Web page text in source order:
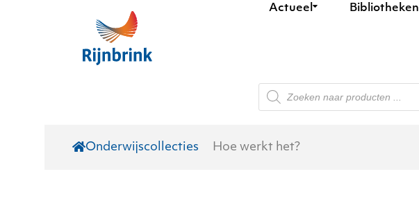
Skip to main content
Actueel Bibliotheken
Producten
zoeken
Onderwijscollecties Hoe werkt het?